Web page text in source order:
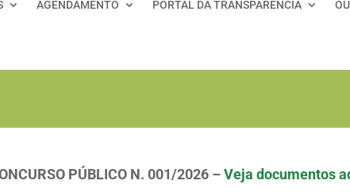
AGENDAMENTO PORTAL DA TRANSPARÊNCIA
PÚBLICO N. 001/2026 –Veja documentos